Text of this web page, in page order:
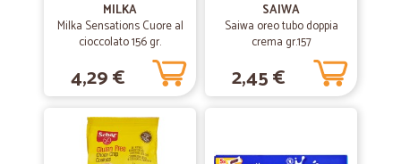
MILKA
Milka Sensations Cuore al
cioccolato 156 gr.
4,29 €
SAIWA
Saiwa oreo tubo doppia
crema gr.157
2,45 €